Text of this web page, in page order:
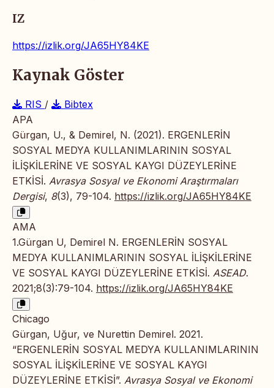
IZ
https://izlik.org/JA65HY84KE
Kaynak Göster
RIS /
Bibtex
APA
Gürgan, U., & Demirel, N. (2021). ERGENLERİN
SOSYAL MEDYA KULLANIMLARININ SOSYAL
İLİŞKİLERİNE VE SOSYAL KAYGI DÜZEYLERİNE
ETKİSİ. Avrasya Sosyal ve Ekonomi Araştırmaları
Dergisi, 8(3), 79-104. https://izlik.org/JA65HY84KE
AMA
1.Gürgan U, Demirel N. ERGENLERİN SOSYAL
MEDYA KULLANIMLARININ SOSYAL İLİŞKİLERİNE
VE SOSYAL KAYGI DÜZEYLERİNE ETKİSİ. ASEAD.
2021;8(3):79-104. https://izlik.org/JA65HY84KE
Chicago
Gürgan, Uğur, ve Nurettin Demirel. 2021.
“ERGENLERİN SOSYAL MEDYA KULLANIMLARININ
SOSYAL İLİŞKİLERİNE VE SOSYAL KAYGI
DÜZEYLERİNE ETKİSİ”. Avrasya Sosyal ve Ekonomi